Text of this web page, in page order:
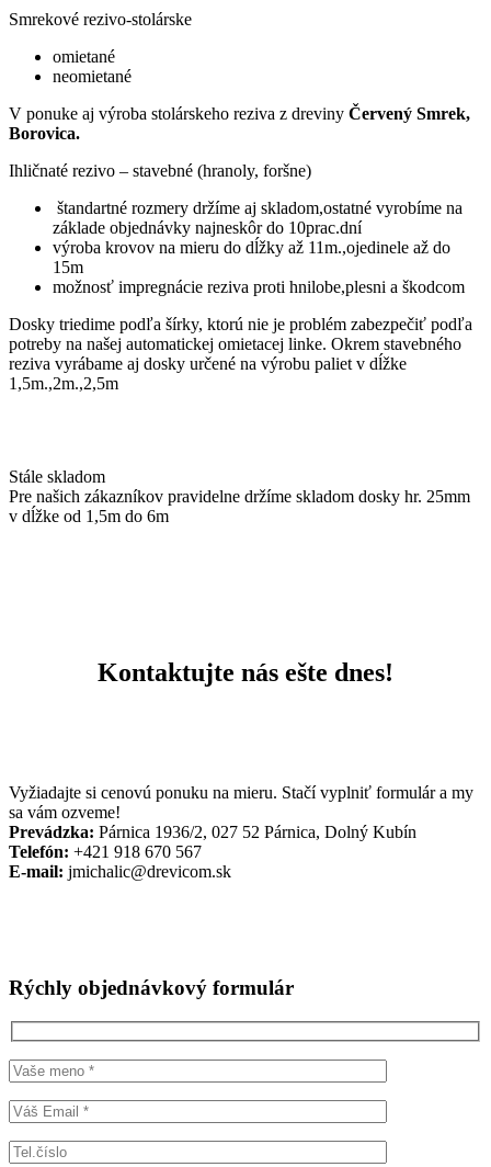
Smrekové rezivo-stolárske
omietané
neomietané
V ponuke aj výroba stolárskeho reziva z dreviny Červený Smrek,
Borovica.
Ihličnaté rezivo – stavebné (hranoly, foršne)
štandartné rozmery držíme aj skladom,ostatné vyrobíme na
základe objednávky najneskôr do 10prac.dní
výroba krovov na mieru do dĺžky až 11m.,ojedinele až do
15m
možnosť impregnácie reziva proti hnilobe,plesni a škodcom
Dosky triedime podľa šírky, ktorú nie je problém zabezpečiť podľa
potreby na našej automatickej omietacej linke. Okrem stavebného
reziva vyrábame aj dosky určené na výrobu paliet v dĺžke
1,5m.,2m.,2,5m
Stále skladom
Pre našich zákazníkov pravidelne držíme skladom dosky hr. 25mm
v dĺžke od 1,5m do 6m
Kontaktujte nás ešte dnes!
Vyžiadajte si cenovú ponuku na mieru. Stačí vyplniť formulár a my
sa vám ozveme!
Prevádzka: Párnica 1936/2, 027 52 Párnica, Dolný Kubín
Telefón: +421 918 670 567
E-mail: jmichalic@drevicom.sk
Rýchly objednávkový formulár